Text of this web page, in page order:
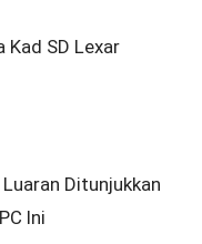
Kad SD Lexar
Ditunjukkan
Ini